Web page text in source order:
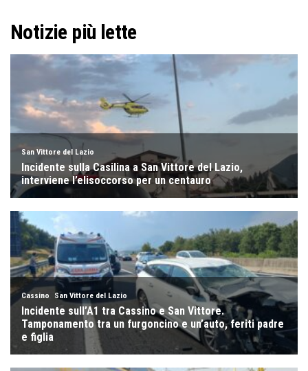
Notizie più lette